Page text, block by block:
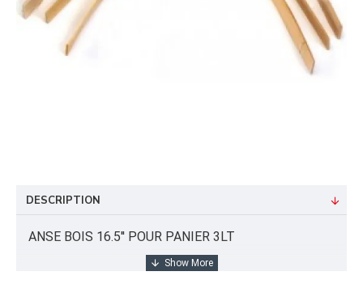
DESCRIPTION
ANSE BOIS 16.5'' POUR PANIER 3LT